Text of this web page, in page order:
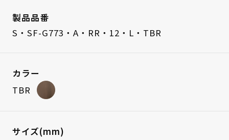
製品品番
S・SF-G773・A・RR・12・L・TBR
カラー
TBR
サイズ(mm)